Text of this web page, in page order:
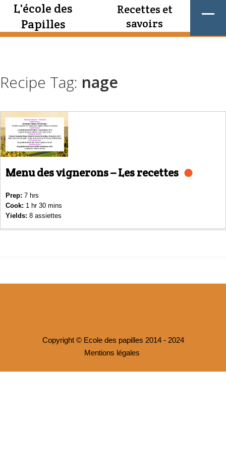
L'école des
Papilles
Recettes et
savoirs
Recipe Tag: nage
Menu des vignerons – Les recettes
Prep: 7 hrs
Cook: 1 hr 30 mins
Yields: 8 assiettes
Copyright © Ecole des papilles 2014 - 2024
Mentions légales